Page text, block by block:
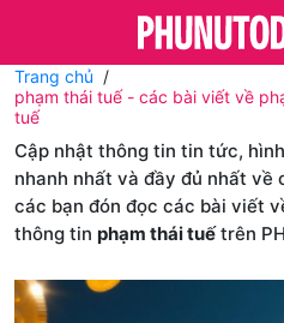
Trang chủ
phạm thái tuế - các bài viết về
tuế
Cập nhật thông tin tin tức,
nhanh nhất và đầy đủ nhất về
các bạn đón đọc các bài viết
thông tin phạm thái tuếtrên